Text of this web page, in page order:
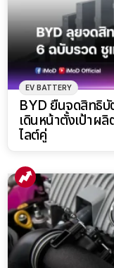
EV BATTERY
BYD ยื่นจดสิทธิ
เดินหน้าตั้งเป้าผ
ไลต์คู่